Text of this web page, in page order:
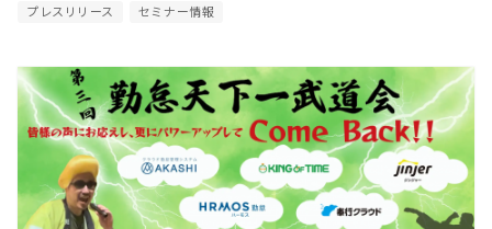
プレスリリース セミナー情報